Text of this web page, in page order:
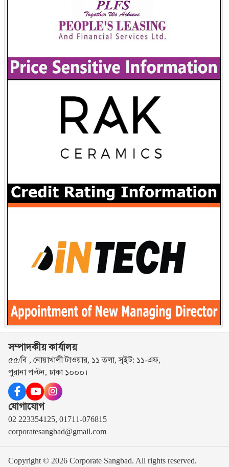
সম্পাদকীয় কার্যালয়
৫৫/বি , নোয়াখালী টাওয়ার, ১১ তলা, সুইট: ১১-এফ,
পুরানা পল্টন, ঢাকা ১০০০।
যোগাযোগ
02 223354125, 01711-076815
corporatesangbad@gmail.com
Copyright © 2026 Corporate Sangbad. All rights reserved.